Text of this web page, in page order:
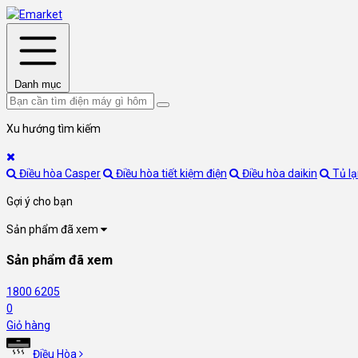
Danh mục
Xu hướng tìm kiếm
Điều hòa Casper Điều hòa tiết kiệm điện Điều hòa daikin Tủ
Gợi ý cho bạn
Sản phẩm đã xem
Sản phẩm đã xem
1800 6205
0
Giỏ hàng
Điều Hòa